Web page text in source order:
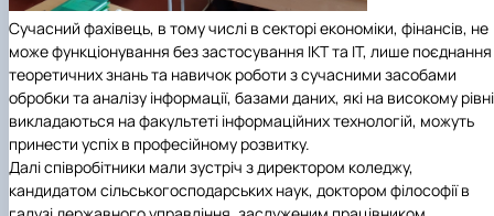
Сучасний фахівець, в тому числі в секторі економіки, фінансів, не
може функціонування без застосування ІКТ та ІТ, лише поєднання
теоретичних знань та навичок роботи з сучасними засобами
обробки та аналізу інформації, базами даних, які на високому рівні
викладаються на факультеті інформаційних технологій, можуть
принести успіх в професійному розвитку.
Далі співробітники мали зустріч з директором коледжу,
кандидатом сільськогосподарських наук, доктором філософії в